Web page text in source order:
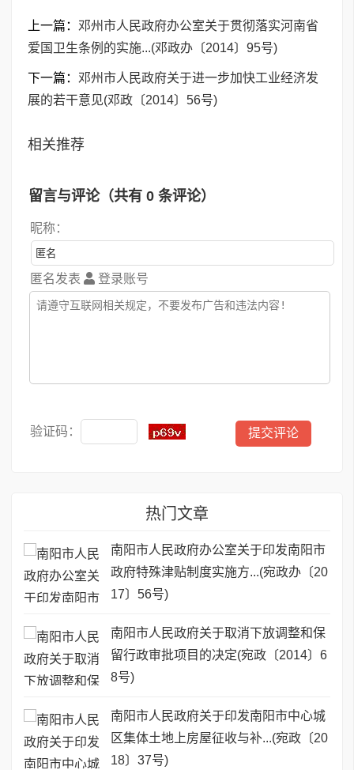
上一篇： 邓州市人民政府办公室关于贯彻落实河南省
爱国卫生条例的实施...(邓政办〔2014〕95号)
下一篇： 邓州市人民政府关于进一步加快工业经济发
展的若干意见(邓政〔2014〕56号)
相关推荐
留言与评论（共有 0 条评论）
昵称：
匿名发表 登录账号
验证码：
热门文章
南阳市人民政府办公室关于印发南阳市
政府特殊津贴制度实施方...(宛政办〔20
17〕56号)
南阳市人民政府关于取消下放调整和保
留行政审批项目的决定(宛政〔2014〕6
8号)
南阳市人民政府关于印发南阳市中心城
区集体土地上房屋征收与补...(宛政〔20
18〕37号)